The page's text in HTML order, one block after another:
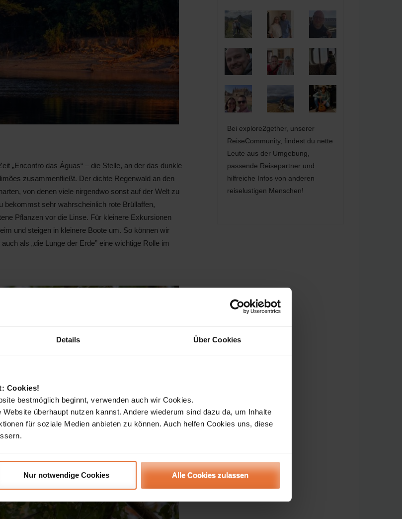
Details Über Cookies
Cookies!
bestmöglich beginnt, verwenden auch wir Cookies.
überhaupt nutzen kannst. Andere wiederum sind dazu da, um Inhalte
für soziale Medien anbieten zu können. Auch helfen Cookies uns, diese
Nur notwendige Cookies Alle Cookies zulassen
„Encontro das Águas“ – die Stelle, an der das dunkle
zusammenfließt. Der dichte Regenwald an den
von denen viele nirgendwo sonst auf der Welt zu
bekommst sehr wahrscheinlich rote Brüllaffen,
Pflanzen vor die Linse. Für kleinere Exkursionen
und steigen in kleinere Boote um. So können wir
als „die Lunge der Erde” eine wichtige Rolle im
Bei explore2gether, unserer
ReiseCommunity, findest du nette
Leute aus der Umgebung,
passende Reisepartner und
hilfreiche Infos von anderen
reiselustigen Menschen!